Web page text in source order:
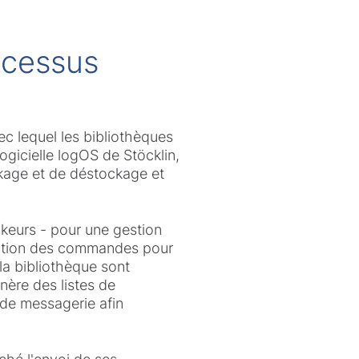
lequel les bibliothèques
logOS de Stöcklin,
et de déstockage et
- pour une gestion
des commandes pour
bibliothèque sont
des listes de
messagerie afin